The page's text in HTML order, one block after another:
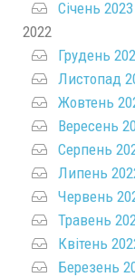
Січень 2023
2022
Грудень
Листопад
Жовтень
Вересень
Серпень
Липень
Червень
Травень
Квітень
Березень